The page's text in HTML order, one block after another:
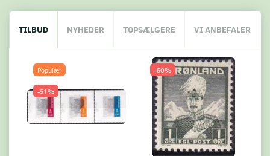
TILBUD NYHEDER TOPSÆLGERE VI ANBEFALER
Populær
-51%
-50%